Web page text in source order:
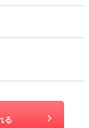
ゼット生地
パーティー、お食事会な
る